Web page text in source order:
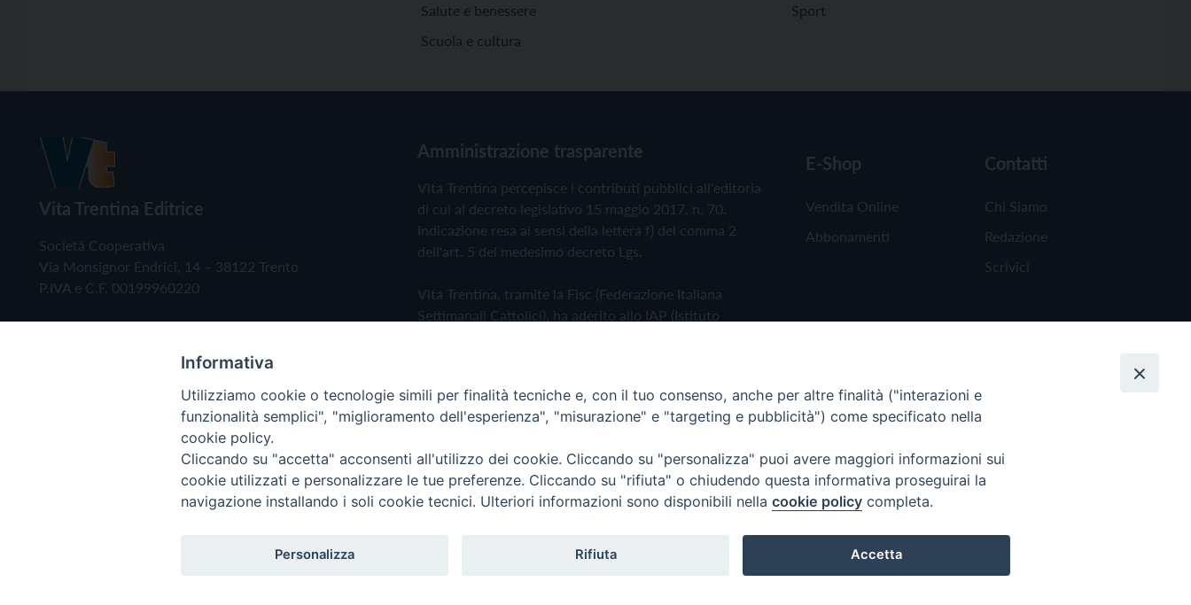
Salute e benessere
Scuola e cultura
Sport
Vita Trentina Editrice
Società Cooperativa
Via Monsignor Endrici, 14 – 38122 Trento
P.IVA e C.F. 00199960220
Amministrazione trasparente
Vita Trentina percepisce i contributi pubblici all'editoria
di cui al decreto legislativo 15 maggio 2017, n. 70.
Indicazione resa ai sensi della lettera f) del comma 2
dell'art. 5 del medesimo decreto Lgs.
Vita Trentina, tramite la Fisc (Federazione Italiana
Settimanali Cattolici), ha aderito allo IAP (Istituto
Privacy Policy Cookie Policy
E-Shop
Vendita Online
Abbonamenti
Contatti
Chi Siamo
Redazione
Scrivici
Copyright © 2019 - Tutti i diritti riservati - Vita Trentina Editrice
Informativa
Utilizziamo cookie o tecnologie simili per finalità tecniche e, con il tuo consenso, anche per altre finalità ("interazioni e
funzionalità semplici", "miglioramento dell'esperienza", "misurazione" e "targeting e pubblicità") come specificato nella
cookie policy.
Cliccando su "accetta" acconsenti all'utilizzo dei cookie. Cliccando su "personalizza" puoi avere maggiori informazioni sui
cookie utilizzati e personalizzare le tue preferenze. Cliccando su "rifiuta" o chiudendo questa informativa proseguirai la
navigazione installando i soli cookie tecnici. Ulteriori informazioni sono disponibili nella cookie policy completa.
Personalizza Rifiuta Accetta